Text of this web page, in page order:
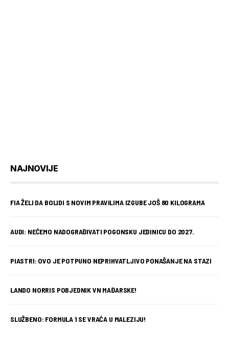
NAJNOVIJE
FIA ŽELI DA BOLIDI S NOVIM PRAVILIMA IZGUBE JOŠ 80 KILOGRAMA
AUDI: NEĆEMO NADOGRAĐIVATI POGONSKU JEDINICU DO 2027.
PIASTRI: OVO JE POTPUNO NEPRIHVATLJIVO PONAŠANJE NA STAZI
LANDO NORRIS POBJEDNIK VN MAĐARSKE!
SLUŽBENO: FORMULA 1 SE VRAĆA U MALEZIJU!